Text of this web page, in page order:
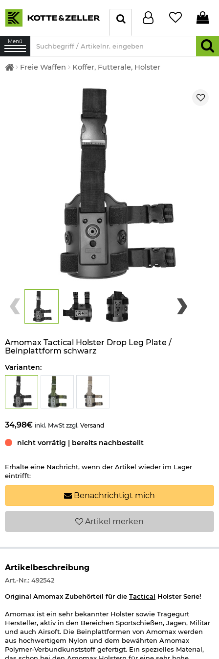
Menü
Freie Waffen Koffer, Futterale, Holster
Amomax Tactical Holster Drop Leg Plate /
Beinplattform schwarz
Varianten:
34,98€ inkl. MwSt zzgl. Versand
nicht vorrätig | bereits nachbestellt
Erhalte eine Nachricht, wenn der Artikel wieder im Lager
eintrifft:
Benachrichtigt mich
Artikel merken
Artikelbeschreibung
Art.-Nr.: 492542
Original Amomax Zubehörteil für die Tactical Holster Serie!
Amomax ist ein sehr bekannter Holster sowie Tragegurt
Hersteller, aktiv in den Bereichen Sportschießen, Jagen, Militär
und auch Airsoft. Die Beinplattformen von Amomax werden
aus hochwertigem Nylon und dem bewährten Amomax
Polymer-Verbundkunststoff gefertigt. Ein spezielles Material,